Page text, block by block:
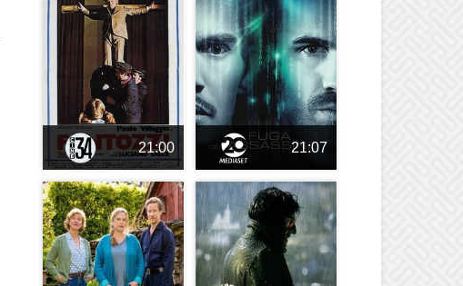
21:00 21:07